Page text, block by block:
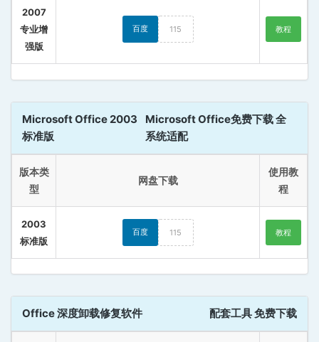
2007
专业增
强版
百度 115 教程
Microsoft Office 2003
标准版
Microsoft Office免费下载 全
系统适配
版本类
型
网盘下载
使用教
程
2003
标准版
百度 115 教程
Office 深度卸载修复软件 配套工具 免费下载